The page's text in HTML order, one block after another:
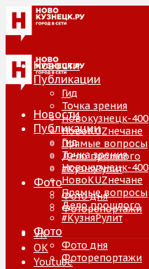
Новости
Публикации
Гид
Точка зрения
Новокузнецк-400
НовоKUZнечане
Прямые вопросы
Дело прошлого
#КузняРулит
Фото
Фото дня
Фоторепортажи
VK
ОК
Youtube
Новости
Публикации
Гид
Точка зрения
Новокузнецк-400
НовоKUZнечане
Прямые вопросы
Дело прошлого
#КузняРулит
Фото
Фото дня
Фоторепортажи